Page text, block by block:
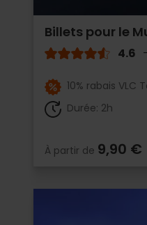
Billets pour le
4.6
10% rabais VLC
Durée: 2h
À partir de 9,90 €